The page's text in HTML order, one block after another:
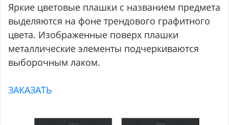
Яркие цветовые плашки с названием предмета
выделяются на фоне трендового графитного
цвета. Изображенные поверх плашки
металлические элементы подчеркиваются
выборочным лаком.
ЗАКАЗАТЬ